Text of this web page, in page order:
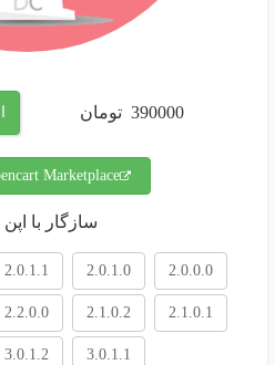
390000 تومان
Marketplace
سازگار با
2.0.0.0
2.0.1.0
2.0.1.1
2.1.0.1
2.1.0.2
2.2.0.0
3.0.1.1
3.0.1.2